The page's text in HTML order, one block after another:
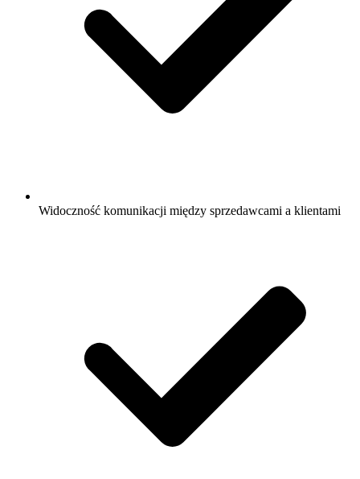
Widoczność komunikacji między sprzedawcami a klientami